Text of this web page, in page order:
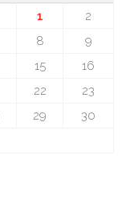
1
2
8
9
15
16
22
23
29
30